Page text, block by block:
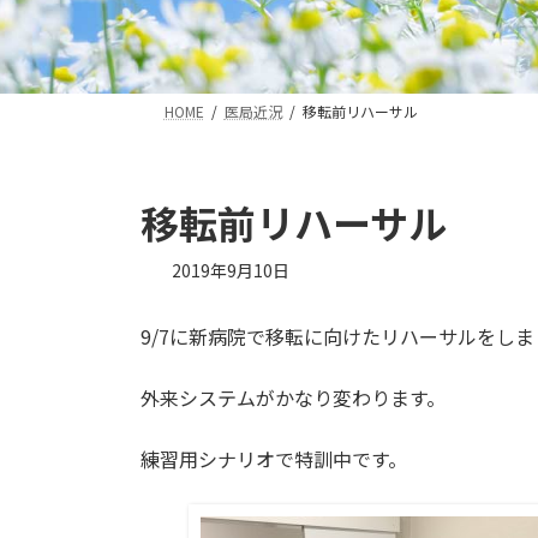
HOME 医局近況 移転前リハーサル
移転前リハーサル
2019年9月10日
9/7に新病院で移転に向けたリハーサルをし
外来システムがかなり変わります。
練習用シナリオで特訓中です。